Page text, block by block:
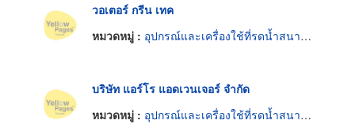
วอเตอร์ กรีน เทค
หมวดหมู่ : อุปกรณ์และเครื่องใช้ที่รดน้ำสนามและสวน
บริษัท แอร์โร แอดเวนเจอร์ จำกัด
หมวดหมู่ : อุปกรณ์และเครื่องใช้ที่รดน้ำสนามและสวน